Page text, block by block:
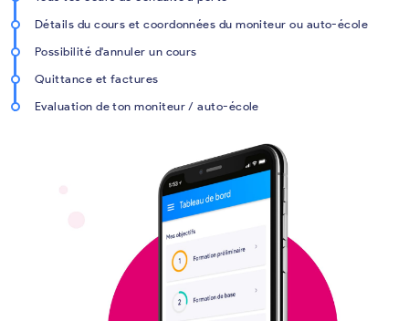
Détails du cours et coordonnées du moniteur ou auto-école
Possibilité d'annuler un cours
Quittance et factures
Evaluation de ton moniteur / auto-école